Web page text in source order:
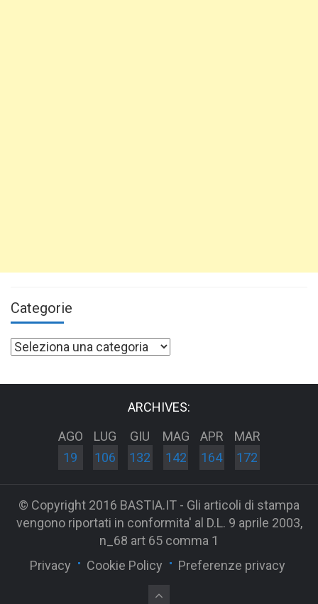
Categorie
Categorie
ARCHIVES:
AGO
19
LUG
106
GIU
132
MAG
142
APR
164
MAR
172
© Copyright 2016 BASTIA.IT - Gli articoli di stampa
vengono riportati in conformita' al D.L. 9 aprile 2003,
n_68 art 65 comma 1
Privacy
Cookie Policy Preferenze privacy